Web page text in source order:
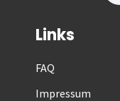
Links
FAQ
Impressum